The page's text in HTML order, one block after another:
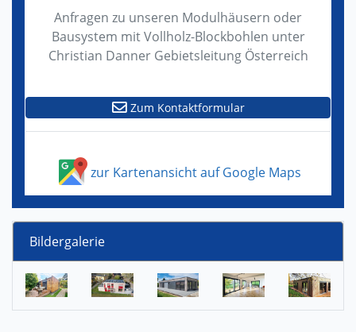
Anfragen zu unseren Modulhäusern oder
Bausystem mit Vollholz-Blockbohlen unter
Christian Danner Gebietsleitung Österreich
Zum Kontaktformular
zur Kartenansicht auf Google Maps
Bildergalerie